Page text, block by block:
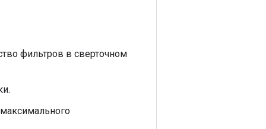
фильтров в сверточном